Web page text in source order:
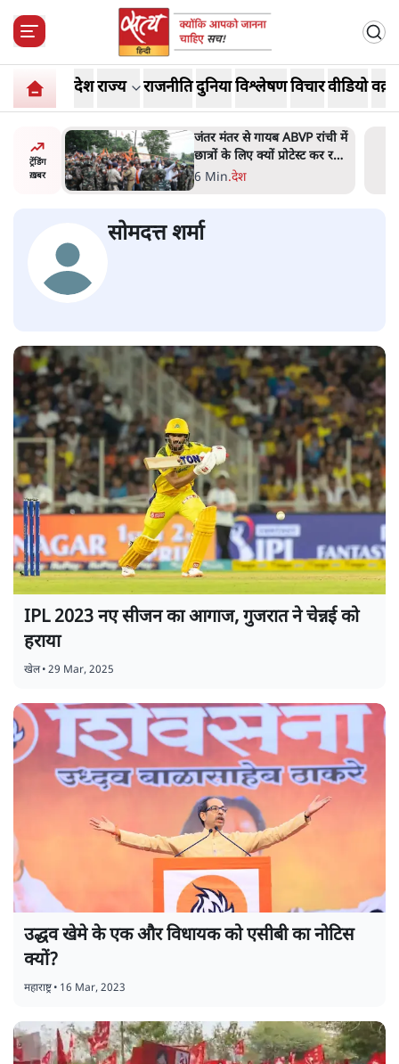
देशराज्य राजनीतिदुनियाविश्लेषणविचारवीडियो
ट्रेंडिंग
ख़बर
रांची में
कर रही
सुखबीर बादल और पीएम मोदी
मिले, पंजाब चुनाव से पहले बीजेपी-
अकाली दल गठबंधन की अटकलें
6 Min.पंजाब
सोमदत्त शर्मा
IPL 2023 नए सीजन का आगाज, गुजरात ने चेन्नई को
हराया
खेल•29 Mar, 2025
उद्धव खेमे के एक और विधायक को एसीबी का नोटिस
क्यों?
महाराष्ट्र• 16 Mar, 2023